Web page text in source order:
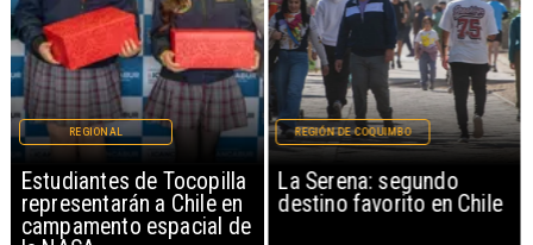
Estudiantes de Tocopilla
representarán a Chile en
campamento espacial de
REGIONAL
La Serena: segundo
destino favorito en Chile
REGIÓN DE COQUIMBO